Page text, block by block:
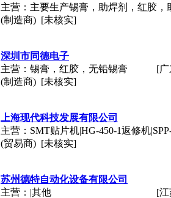
主营：主要生产锡膏，助焊剂，红胶，
(制造商) [未核实]
深圳市同德电子
主营：锡膏，红胶，无铅锡膏
(制造商) [未核实]
[
上海现代科技发展有限公司
主营：SMT贴片机|HG-450-1返修机
(贸易商) [未核实]
苏州德特自动化设备有限公司
主营：|其他
[